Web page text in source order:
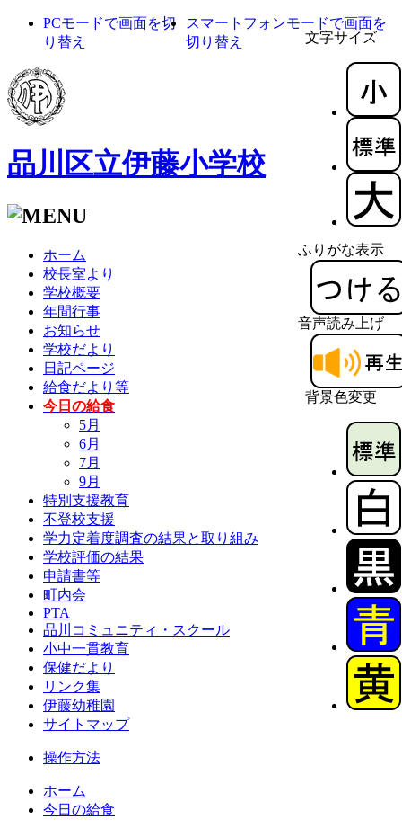
文字サイズ
ふりがな表示
音声読み上げ
背景色変更
PCモードで画面を切
り替え
スマートフォンモードで画面を
切り替え
品川区立伊藤小学校
ホーム
校長室より
学校概要
年間行事
お知らせ
学校だより
日記ページ
給食だより等
今日の給食
5月
6月
7月
9月
特別支援教育
不登校支援
学力定着度調査の結果と取り組み
学校評価の結果
申請書等
町内会
PTA
品川コミュニティ・スクール
小中一貫教育
保健だより
リンク集
伊藤幼稚園
サイトマップ
操作方法
ホーム
今日の給食